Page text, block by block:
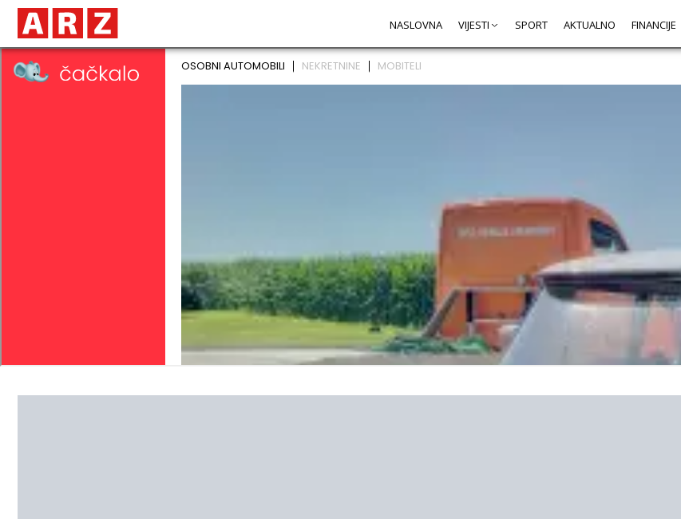
NASLOVNA VIJESTI SPORT AKTUALNO FINANCIJE